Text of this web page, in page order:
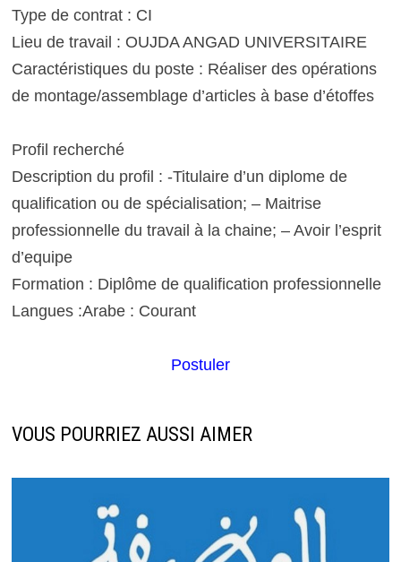
Type de contrat : CI
Lieu de travail : OUJDA ANGAD UNIVERSITAIRE
Caractéristiques du poste : Réaliser des opérations
de montage/assemblage d’articles à base d’étoffes
Profil recherché
Description du profil : -Titulaire d’un diplome de
qualification ou de spécialisation; – Maitrise
professionnelle du travail à la chaine; – Avoir l’esprit
d’equipe
Formation : Diplôme de qualification professionnelle
Langues :Arabe : Courant
Postuler
VOUS POURRIEZ AUSSI AIMER